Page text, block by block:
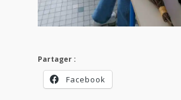
Partager :
Facebook